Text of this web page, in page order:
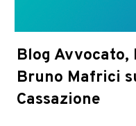
Blog Avvocato,
Bruno Mafrici
Cassazione